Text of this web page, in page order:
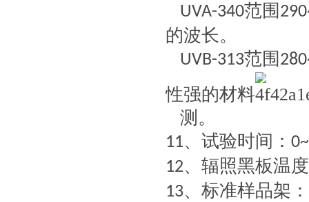
UVA-340范围
的波长。
UVB-313范围
性强的材料
测。
11、试验时间：
12、辐照黑板温
13、标准样品架：